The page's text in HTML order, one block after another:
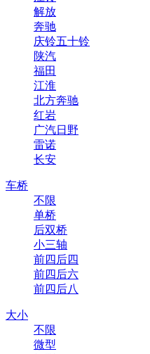
解放
奔驰
庆铃五十铃
陕汽
福田
江淮
北方奔驰
红岩
广汽日野
雷诺
长安
车桥
不限
单桥
后双桥
小三轴
前四后四
前四后六
前四后八
大小
不限
微型